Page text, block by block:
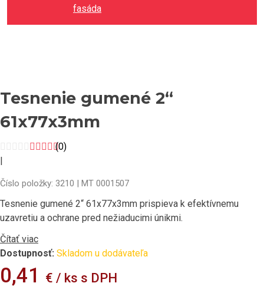
fasáda
Tesnenie gumené 2“
61x77x3mm
(0)
|
Číslo položky: 3210 | MT 0001507
Tesnenie gumené 2“ 61x77x3mm prispieva k efektívnemu
uzavretiu a ochrane pred nežiaducimi únikmi.
Čítať viac
Dostupnosť: Skladom u dodávateľa
0,41 € / ks s DPH